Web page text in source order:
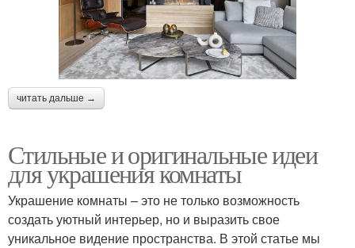
читать дальше →
Стильные и оригинальные идеи
для украшения комнаты
Украшение комнаты – это не только возможность
создать уютный интерьер, но и выразить свое
уникальное видение пространства. В этой статье мы